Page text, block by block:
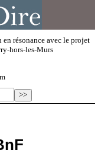
en résonance avec le projet
hors-les-Murs